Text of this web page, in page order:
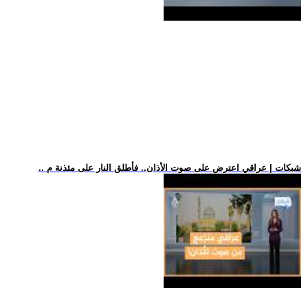
.. شبكات | عراقي اعترض على صوت الأذان.. فأطلق النار على مئذنة م